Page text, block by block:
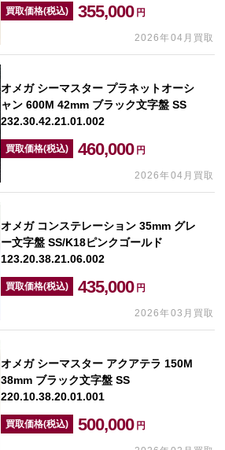
買取価格(税込) 355,000 円
2026年04月買取
オメガ シーマスター プラネットオーシ
ャン 600M 42mm ブラック文字盤 SS
232.30.42.21.01.002
買取価格(税込) 460,000 円
2026年04月買取
オメガ コンステレーション 35mm グレ
ー文字盤 SS/K18ピンクゴールド
123.20.38.21.06.002
買取価格(税込) 435,000 円
2026年03月買取
オメガ シーマスター アクアテラ 150M
38mm ブラック文字盤 SS
220.10.38.20.01.001
買取価格(税込) 500,000 円